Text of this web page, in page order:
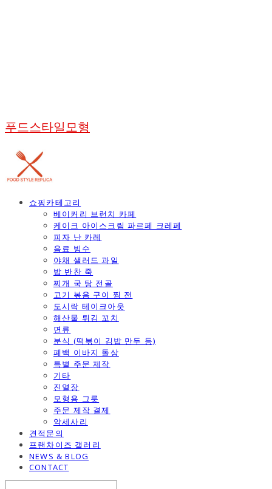
푸드스타일모형
쇼핑카테고리
베이커리 브런치 카페
케이크 아이스크림 파르페 크레페
피자 난 카레
음료 빙수
야채 샐러드 과일
밥 반찬 죽
찌개 국 탕 전골
고기 볶음 구이 찜 전
도시락 테이크아웃
해산물 튀김 꼬치
면류
분식 (떡볶이 김밥 만두 등)
폐백 이바지 돌상
특별 주문 제작
기타
진열장
모형용 그릇
주문 제작 결제
악세사리
견적문의
프랜차이즈 갤러리
NEWS & BLOG
CONTACT